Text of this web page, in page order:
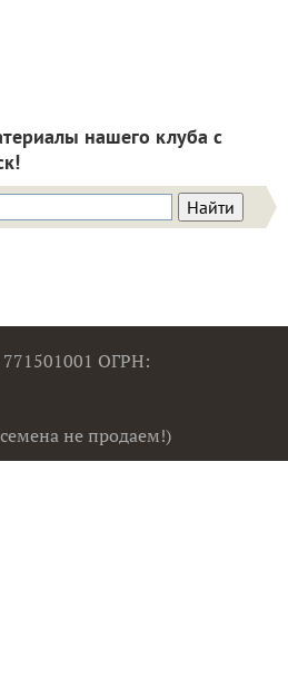
нашего клуба с
ОГРН:
не продаем!)